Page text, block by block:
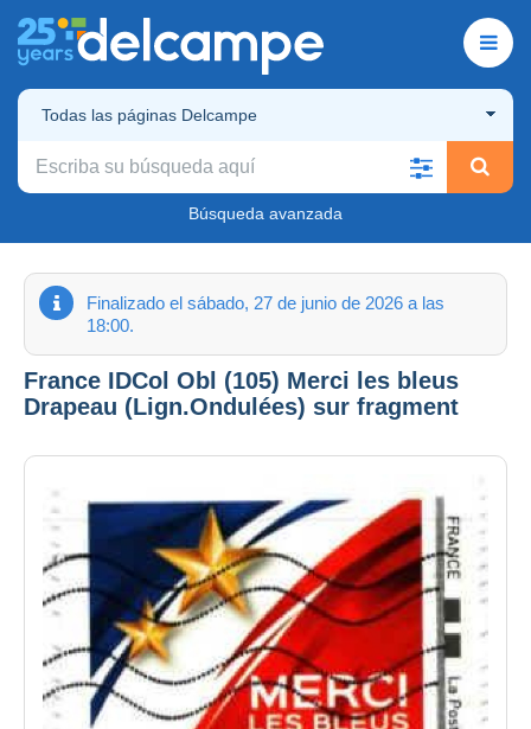
Todas las páginas Delcampe
Búsqueda avanzada
Finalizado el sábado, 27 de junio de 2026 a las
18:00.
France IDCol Obl (105) Merci les bleus
Drapeau (Lign.Ondulées) sur fragment